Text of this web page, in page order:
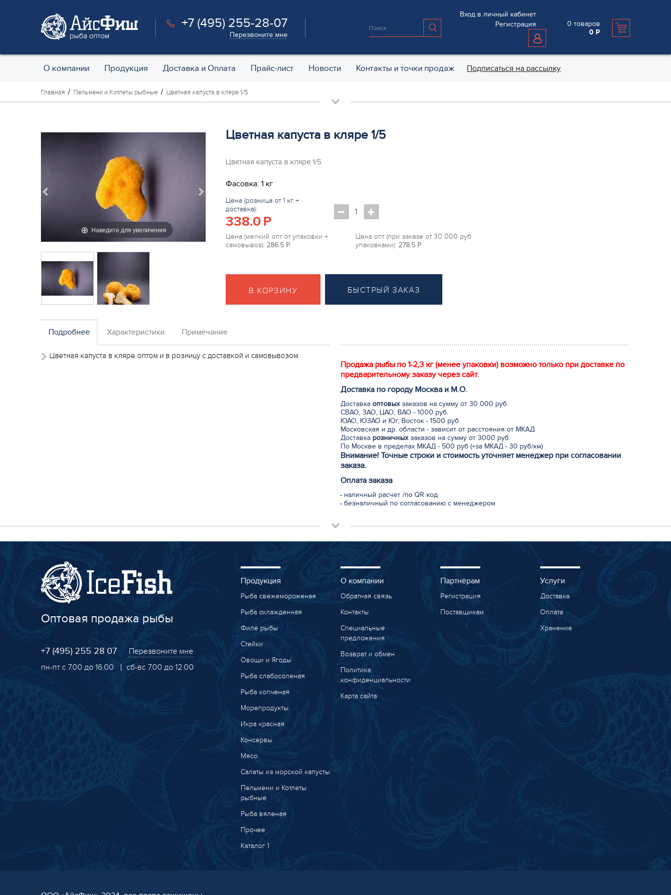
+7 (495) 255-28-07
Перезвоните мне
Вход в личный кабинет
Регистрация
0 товаров
0 Р
О компании Продукция Доставка и Оплата Прайс-лист Новости Контакты и точки продаж Подписаться на рассылку
Главная Пельмени и Котлеты рыбные Цветная капуста в кляре 1/5
Наведите для увеличения
Цветная капуста в кляре 1/5
Цветная капуста в кляре 1/5
Фасовка: 1 кг
Цена (розница от 1 кг +
доставка):
338.0P
Цена (мелкий опт от упаковки +
самовывоз): 286.5 P
Цена опт (при заказе от 30 000 руб
упаковками): 278.5 P
В КОРЗИНУ БЫСТРЫЙ ЗАКАЗ
Подробнее Характеристики Примечание
Цветная капуста в кляре оптом и в розницу с доставкой и самовывозом.
Продажа рыбы по 1-2,3 кг (менее упаковки) возможно только при доставке по
предварительному заказу через сайт.
Доставка по городу Москва и М.О.
Доставка оптовыхзаказов на сумму от 30 000 руб.
СВАО, ЗАО, ЦАО, ВАО - 1000 руб.
ЮАО, ЮЗАО и Юг, Восток - 1500 руб.
Московская и др. области - зависит от расстояния от МКАД
Доставка розничныхзаказов на сумму от 3000 руб.
По Москве в пределах МКАД - 500 руб (+за МКАД - 30 руб/км)
Внимание! Точные строки и стоимость уточняет менеджер при согласовании
заказа.
Оплата заказа
наличный расчет /по QR код
безналичный по согласованию с менеджером
Оптовая продажа рыбы
+7 (495) 255 28 07
Перезвоните мне
пн-пт с 7.00 до 16.00
сб-вс 7.00 до 12.00
Продукция
Рыба свежемороженая
Рыба охлажденная
Филе рыбы
Стейки
Овощи и Ягоды
Рыба слабосоленая
Рыба копченая
Морепродукты
Икра красная
Консервы
Мясо
Салаты из морской капусты
Пельмени и Котлеты
рыбные
Рыба вяленая
Прочее
Каталог 1
О компании
Обратная связь
Контакты
Специальные
предложения
Возврат и обмен
Политика
конфиденциальности
Карта сайта
Партнёрам
Регистрация
Поставщикам
Услуги
Доставка
Оплата
Хранение